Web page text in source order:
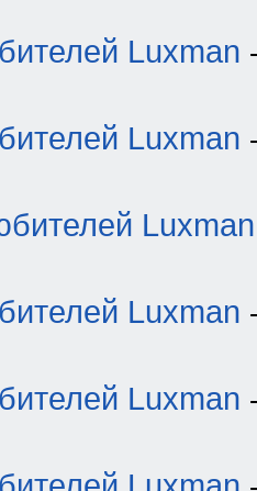
Luxman
Luxman
Luxman
Luxman
Luxman